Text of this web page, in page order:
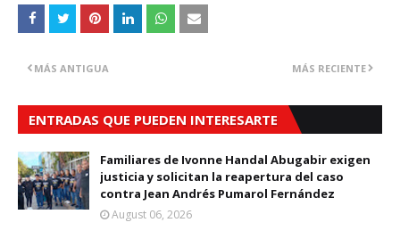
MÁS RECIENTE
MÁS ANTIGUA
ENTRADAS QUE PUEDEN INTERESARTE
Familiares de Ivonne Handal Abugabir exigen
justicia y solicitan la reapertura del caso
contra Jean Andrés Pumarol Fernández
August 06, 2026